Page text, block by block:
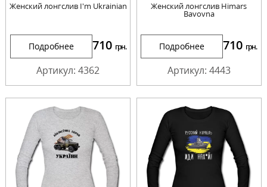
Женский лонгслив I'm Ukrainian
Подробнее 710 грн.
Артикул: 4362
Женский лонгслив Himars
Bavovna
Подробнее 710 грн.
Артикул: 4443